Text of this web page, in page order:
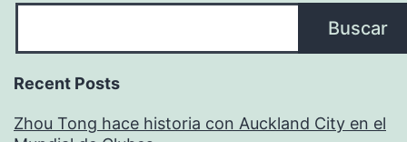
Buscar
Recent Posts
Zhou Tong hace historia con Auckland City en el